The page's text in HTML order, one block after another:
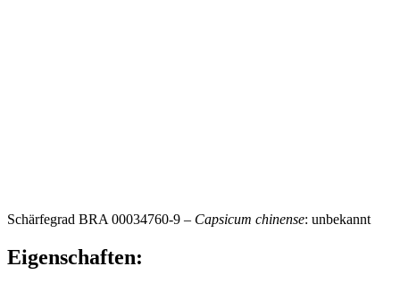
Schärfegrad BRA 00034760-9 – Capsicum chinense: unbekannt
Eigenschaften: